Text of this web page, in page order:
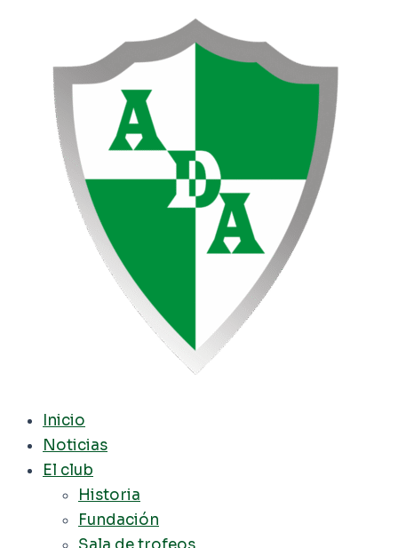
contenido
Inicio
Noticias
El club
Historia
Fundación
JUEGO